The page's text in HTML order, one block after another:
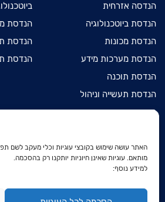
האתר עושה שימוש בקובצי עוגיות וכלי מעקב לשם
מותאם. עוגיות שאינן חיוניות יותקנו רק בהסכמה.
למידע נוסף:
הנדסה אזרחית
הנדסת ביוטכנולוגיה
הנדסת מכונות
הנדסת מערכות מידע
הנדסת תוכנה
הנדסת תעשייה וניהול
מדעי המחשב
הנדסת חשמל ואלקטרוניקה
דו-חוגי בהנדסת חשמל
ואלקטרוניקה ובהנדסת מכונות
דו-חוגי בהנדסת חשמל
הנדסת
הנדסת
הנדסת